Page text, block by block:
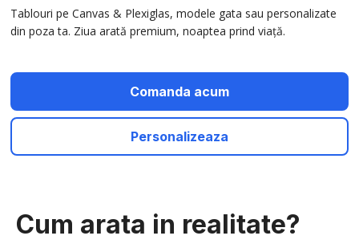
Tablouri pe Canvas & Plexiglas, modele gata sau personalizate
din poza ta. Ziua arată premium, noaptea prind viață.
Comanda acum
Personalizeaza
Cum arata in realitate?